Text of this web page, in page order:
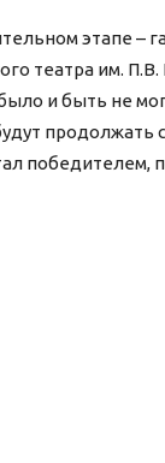
этапе –
театра им. П.В.
и быть не
продолжать